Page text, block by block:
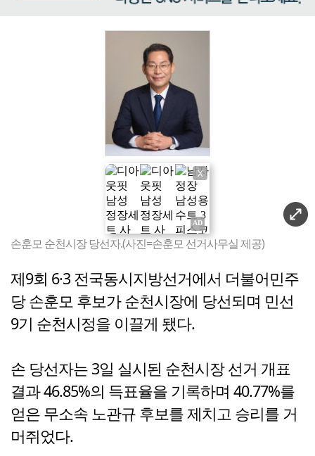
X
손훈모 순천시장 당선자.(사진=손훈모 선거사무실 제공)
제9회 6·3 전국동시지방선거에서 더불어민주
당 손훈모 후보가 순천시장에 당선되며 민선
9기 순천시정을 이끌게 됐다.
손 당선자는 3일 실시된 순천시장 선거 개표
결과 46.85%의 득표율을 기록하며 40.77%를
얻은 무소속 노관규 후보를 제치고 승리를 거
머쥐었다.